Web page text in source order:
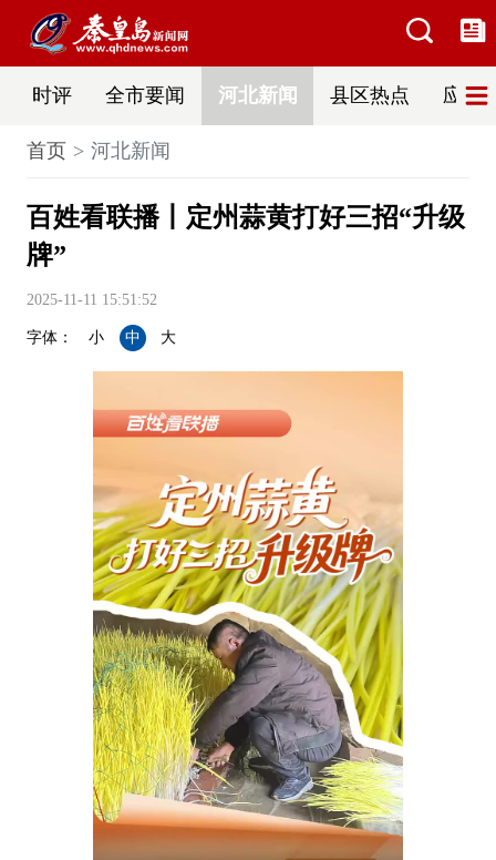
时评 全市要闻 河北新闻 县区热点 应急
首页 河北新闻
百姓看联播丨定州蒜黄打好三招“升级
牌”
2025-11-11 15:51:52
字体： 小 中 大